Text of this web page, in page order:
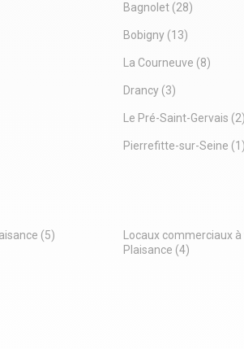
Bagnolet (28)
Bobigny (13)
La Courneuve (8)
Drancy (3)
Le Pré-Saint-Gervais (2)
Pierrefitte-sur-Seine (1)
(5)
Locaux commerciaux
Plaisance (4)